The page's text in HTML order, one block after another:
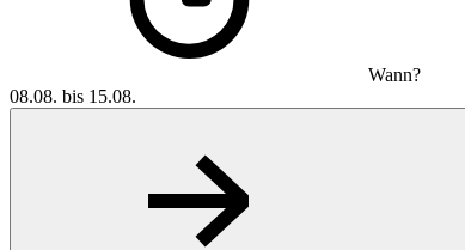
Wann?
08.08. bis 15.08.